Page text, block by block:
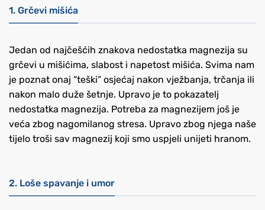
1. Grčevi mišića
Jedan od najčešćih znakova nedostatka magnezija su
grčevi u mišićima, slabost i napetost mišića. Svima nam
je poznat onaj “teški” osjećaj nakon vježbanja, trčanja ili
nakon malo duže šetnje. Upravo je to pokazatelj
nedostatka magnezija. Potreba za magnezijem još je
veća zbog nagomilanog stresa. Upravo zbog njega naše
tijelo troši sav magnezij koji smo uspjeli unijeti hranom.
2. Loše spavanje i umor